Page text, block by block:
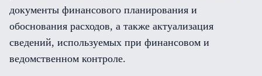
документы финансового планирования и
обоснования расходов, а также актуализация
сведений, используемых при финансовом и
ведомственном контроле.